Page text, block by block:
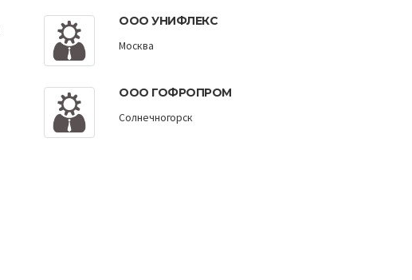
ООО УНИФЛЕКС
Москва
ООО ГОФРОПРОМ
Солнечногорск